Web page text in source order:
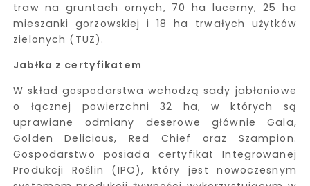
traw na gruntach ornych, 70 ha lucerny, 25 ha
mieszanki gorzowskiej i 18 ha trwałych użytków
zielonych (TUZ).
Jabłka z certyfikatem
W skład gospodarstwa wchodzą sady jabłoniowe
o łącznej powierzchni 32 ha, w których są
uprawiane odmiany deserowe głównie Gala,
Golden Delicious, Red Chief oraz Szampion.
Gospodarstwo posiada certyfikat Integrowanej
Produkcji Roślin (IPO), który jest nowoczesnym